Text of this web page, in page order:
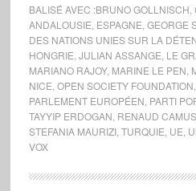
BALISÉ AVEC :BRUNO GOLLNISCH
ANDALOUSIE ESPAGNE GEORGE
DES NATIONS UNIES SUR LA
HONGRIE JULIAN ASSANGE LE
MARIANO RAJOY, MARINE LE PEN
NICE OPEN SOCIETY FOUNDATION
PARLEMENT EUROPÉEN PARTI
TAYYIP ERDOGAN RENAUD CAMUS
STEFANIA MAURIZI, TURQUIE UE
VOX